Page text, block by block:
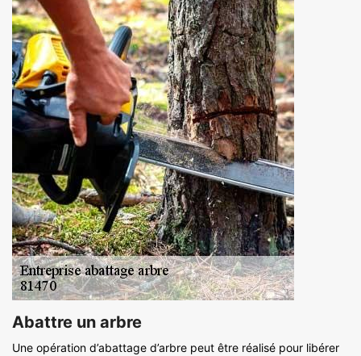
Abattre un arbre
Une opération d’abattage d’arbre peut être réalisé pour libérer